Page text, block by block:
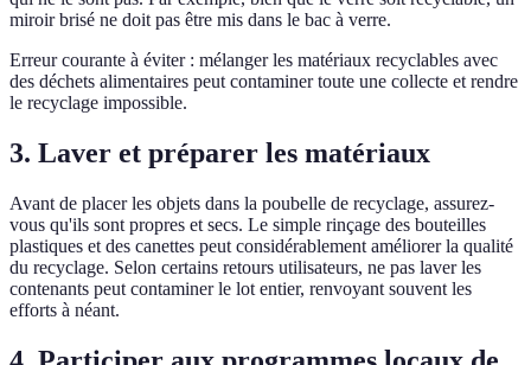
miroir brisé ne doit pas être mis dans le bac à verre.
Erreur courante à éviter : mélanger les matériaux recyclables avec
des déchets alimentaires peut contaminer toute une collecte et rendre
le recyclage impossible.
3. Laver et préparer les matériaux
Avant de placer les objets dans la poubelle de recyclage, assurez-
vous qu'ils sont propres et secs. Le simple rinçage des bouteilles
plastiques et des canettes peut considérablement améliorer la qualité
du recyclage. Selon certains retours utilisateurs, ne pas laver les
contenants peut contaminer le lot entier, renvoyant souvent les
efforts à néant.